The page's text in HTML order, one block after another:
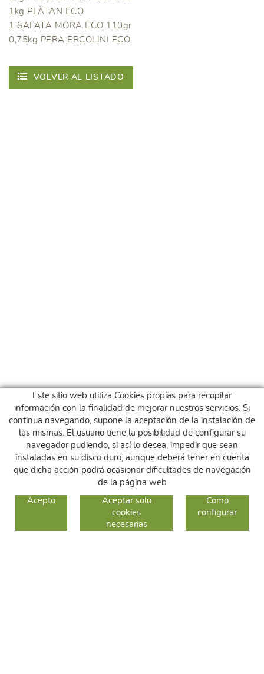
1kg PLÀTAN ECO
1 SAFATA MORA ECO 110gr
0,75kg PERA ERCOLINI ECO
VOLVER AL LISTADO
CAMBIOS Y DEVOLUCIONES
Este sitio web utiliza Cookies propias para recopilar
información con la finalidad de mejorar nuestros servicios. Si
continua navegando, supone la aceptación de la instalación de
las mismas. El usuario tiene la posibilidad de configurar su
navegador pudiendo, si así lo desea, impedir que sean
instaladas en su disco duro, aunque deberá tener en cuenta
que dicha acción podrá ocasionar dificultades de navegación
de la página web
Acepto
Aceptar solo
cookies
necesarias
Como
configurar